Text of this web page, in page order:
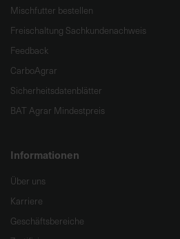
Mischfutter bestellen
Freischaltung Sachkundenachweis
Feedback
CarboAgrar
Sicherheitsdatenblätter
BAT Agrar Mindestpreis
Informationen
Über uns
Karriere
Geschäftsbereiche